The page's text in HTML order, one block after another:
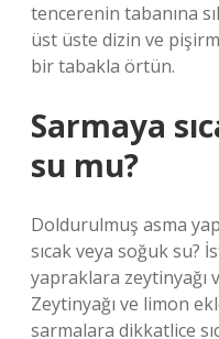
tencerenin tabanına
üst üste dizin ve
bir tabakla örtün.
Sarmaya
su mu?
Doldurulmuş asma
sıcak veya soğuk su?
yapraklara zeytinyağı
Zeytinyağı ve limon
sarmalara dikkatlice